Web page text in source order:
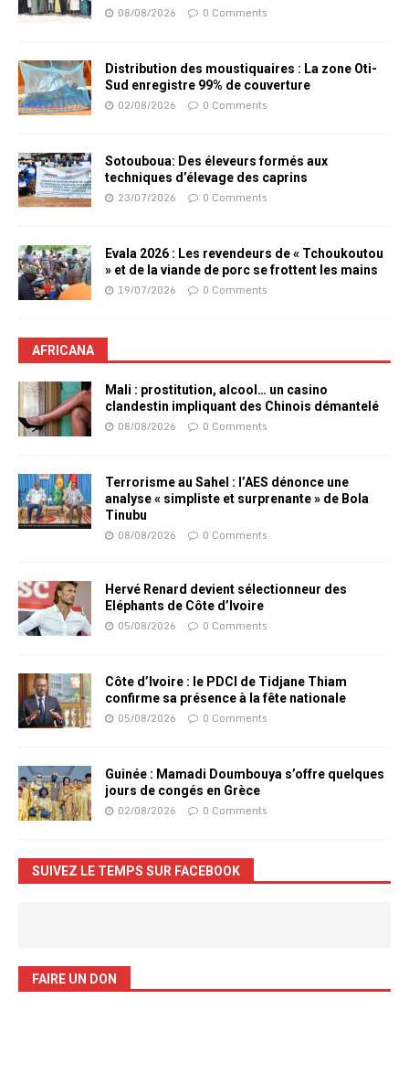
08/08/2026 0 Comments
Distribution des moustiquaires : La zone Oti-
Sud enregistre 99% de couverture
02/08/2026 0 Comments
Sotouboua: Des éleveurs formés aux
techniques d’élevage des caprins
23/07/2026 0 Comments
Evala 2026 : Les revendeurs de « Tchoukoutou
» et de la viande de porc se frottent les mains
19/07/2026 0 Comments
AFRICANA
Mali : prostitution, alcool… un casino
clandestin impliquant des Chinois démantelé
08/08/2026 0 Comments
Terrorisme au Sahel : l’AES dénonce une
analyse « simpliste et surprenante » de Bola
Tinubu
08/08/2026 0 Comments
Hervé Renard devient sélectionneur des
Eléphants de Côte d’Ivoire
05/08/2026 0 Comments
Côte d’Ivoire : le PDCI de Tidjane Thiam
confirme sa présence à la fête nationale
05/08/2026 0 Comments
Guinée : Mamadi Doumbouya s’offre quelques
jours de congés en Grèce
02/08/2026 0 Comments
SUIVEZ LE TEMPS SUR FACEBOOK
FAIRE UN DON